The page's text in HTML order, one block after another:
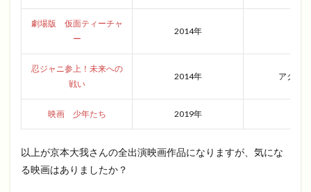
劇場版 仮面ティーチャ
ー
2014年
忍ジャニ参上！未来への
戦い
2014年 アクシ
映画 少年たち 2019年
以上が京本大我さんの全出演映画作品になりますが、気にな
る映画はありましたか？